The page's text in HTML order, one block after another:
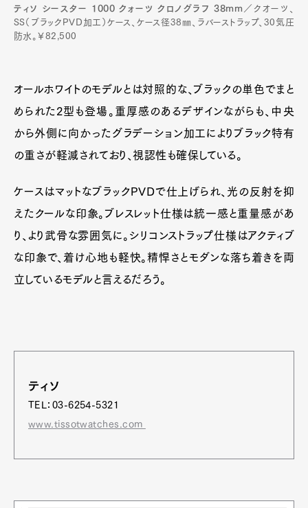
Official Columnist
About
Contact
Pen Meet
ティソ シースター 1000 クォーツ クロノグラフ 38mm ／クオーツ、
SS（ブラックPVD加工）ケース、ケース径38㎜、ラバーストラップ、30気圧
防水。￥82,500
オールホワイトのモデルとは対照的な、ブラックの単色でまと
められた2型も登場。重厚感のあるデザインながらも、中央
から外側に向かったグラデーション加工によりブラック特有
の重さが軽減されており、視認性も確保している。
ケースはマットなブラックPVDで仕上げられ、光の反射を抑
えたクールな印象。ブレスレット仕様は統一感と重量感があ
り、より武骨な雰囲気に。シリコンストラップ仕様はアクティブ
な印象で、着け心地も軽快。精悍さとモダンな落ち着きを両
立しているモデルと言えるだろう。
ティソ
TEL：03-6254-5321
www.tissotwatches.com